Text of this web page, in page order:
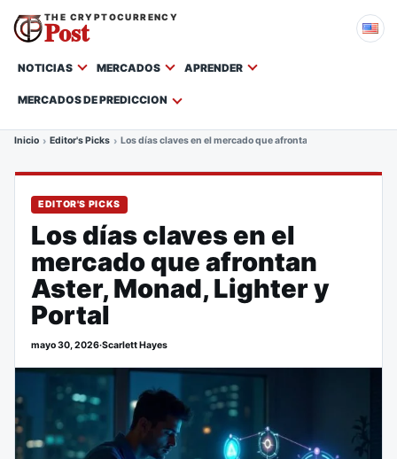
THE CRYPTOCURRENCY
Post
NOTICIAS MERCADOS APRENDER
MERCADOS DE PREDICCION
Inicio Editor's Picks Los días claves en el mercado que afrontan Aster, Monad,
EDITOR'S PICKS
Los días claves en el
mercado que afrontan
Aster, Monad, Lighter y
Portal
mayo 30, 2026·Scarlett Hayes